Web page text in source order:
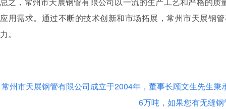
应用需求。通过不断的技术创新和市场拓展，常州市天展钢
力。
常州市天展钢管有限公司成立于2004年，董事长顾文生先生
6万吨，如果您有无缝